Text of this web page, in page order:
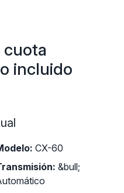
cuota
incluido
CX-60
&bull;